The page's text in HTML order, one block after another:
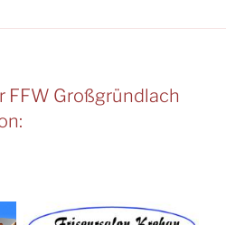
FFW Großgründlach